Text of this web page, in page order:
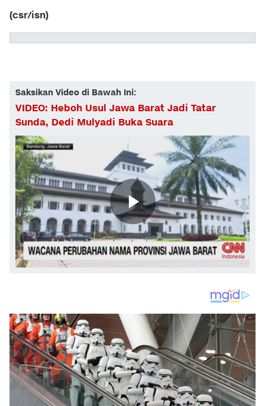
(csr/isn)
Saksikan Video di Bawah Ini:
VIDEO: Heboh Usul Jawa Barat Jadi Tatar
Sunda, Dedi Mulyadi Buka Suara